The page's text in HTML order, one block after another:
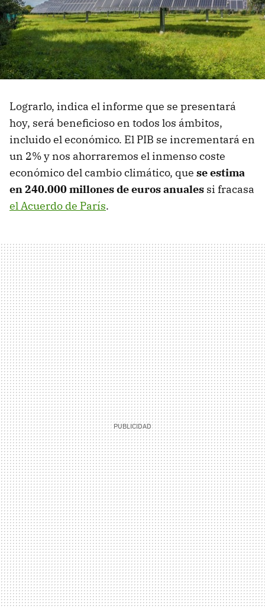
Lograrlo, indica el informe que se presentará
hoy, será beneficioso en todos los ámbitos,
incluido el económico. El PIB se incrementará en
un 2% y nos ahorraremos el inmenso coste
económico del cambio climático, que se estima
en 240.000 millones de euros anuales si fracasa
el Acuerdo de París.